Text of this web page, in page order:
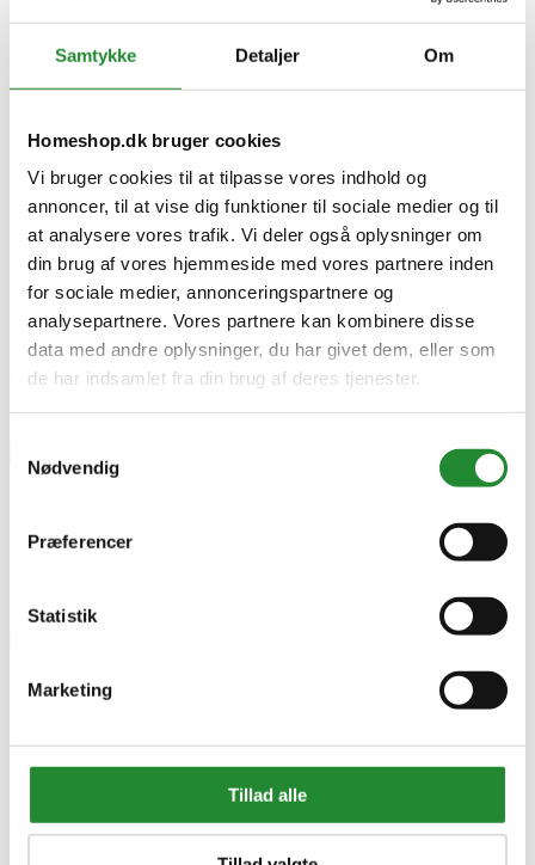
Samtykke Detaljer Om
Homeshop.dk bruger cookies
Vi bruger cookies til at tilpasse vores indhold og
annoncer, til at vise dig funktioner til sociale medier og til
at analysere vores trafik. Vi deler også oplysninger om
din brug af vores hjemmeside med vores partnere inden
for sociale medier, annonceringspartnere og
analysepartnere. Vores partnere kan kombinere disse
data med andre oplysninger, du har givet dem, eller som
de har indsamlet fra din brug af deres tjenester.
Nødvendig
Præferencer
Statistik
Marketing
Tillad alle
3116 Bio
Producent information
Furvej 6, 7900 Nykøbing Mors
https://morsoe.com
Specifikke referencer
Lev. varenr.
64908006
EAN
5708722369805
EAN-13
5708722369805
Skriv produktanmeldelse
Ingen kundeanmeldelser for øjeblikket
Morsø Bio Ovn 3116 med egern 150 mm ben Sort
Morsø Bio Ovn 3116 med egern
150 mm ben Sort
DKK 11.999,00Inkl. moms